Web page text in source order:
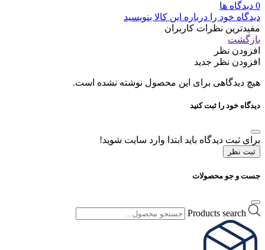
0 دیدگاه ها
دیدگاه خود را درباره این کالا بنویسید
مفیدترین نظرات کاربران
بازگشت
افزودن نظر
افزودن نظر جدید
هیچ دیدگاهی برای این محصول نوشته نشده است.
دیدگاه خود را ثبت کنید
برای ثبت دیدگاه باید ابتدا وارد سایت شوید!
ثبت نظر
جست و جو محصولات
Products search